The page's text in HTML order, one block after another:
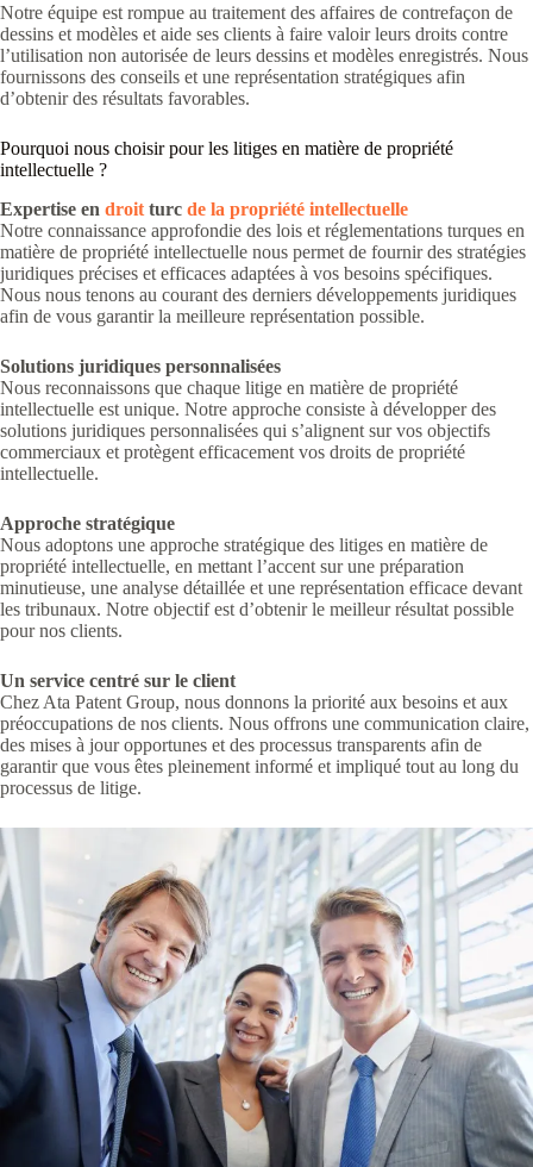
Notre équipe est rompue au traitement des affaires de contrefaçon de
dessins et modèles et aide ses clients à faire valoir leurs droits contre
l’utilisation non autorisée de leurs dessins et modèles enregistrés. Nous
fournissons des conseils et une représentation stratégiques afin
d’obtenir des résultats favorables.
Pourquoi nous choisir pour les litiges en matière de propriété
intellectuelle ?
Expertise en droit turc de la propriété intellectuelle
Notre connaissance approfondie des lois et réglementations turques en
matière de propriété intellectuelle nous permet de fournir des stratégies
juridiques précises et efficaces adaptées à vos besoins spécifiques.
Nous nous tenons au courant des derniers développements juridiques
afin de vous garantir la meilleure représentation possible.
Solutions juridiques personnalisées
Nous reconnaissons que chaque litige en matière de propriété
intellectuelle est unique. Notre approche consiste à développer des
solutions juridiques personnalisées qui s’alignent sur vos objectifs
commerciaux et protègent efficacement vos droits de propriété
intellectuelle.
Approche stratégique
Nous adoptons une approche stratégique des litiges en matière de
propriété intellectuelle, en mettant l’accent sur une préparation
minutieuse, une analyse détaillée et une représentation efficace devant
les tribunaux. Notre objectif est d’obtenir le meilleur résultat possible
pour nos clients.
Un service centré sur le client
Chez Ata Patent Group, nous donnons la priorité aux besoins et aux
préoccupations de nos clients. Nous offrons une communication claire,
des mises à jour opportunes et des processus transparents afin de
garantir que vous êtes pleinement informé et impliqué tout au long du
processus de litige.